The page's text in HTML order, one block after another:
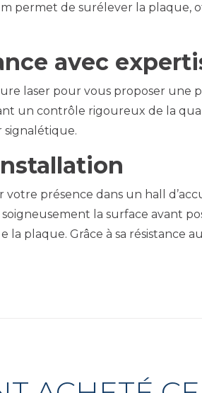
permet de surélever la
avec
laser pour vous proposer
un contrôle rigoureux de la
signalétique.
présence dans un hall
la surface avant
plaque. Grâce à sa résistance